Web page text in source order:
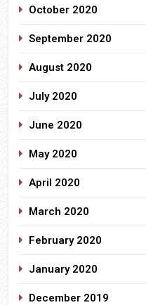
October 2020
September 2020
August 2020
July 2020
June 2020
May 2020
April 2020
March 2020
February 2020
January 2020
December 2019